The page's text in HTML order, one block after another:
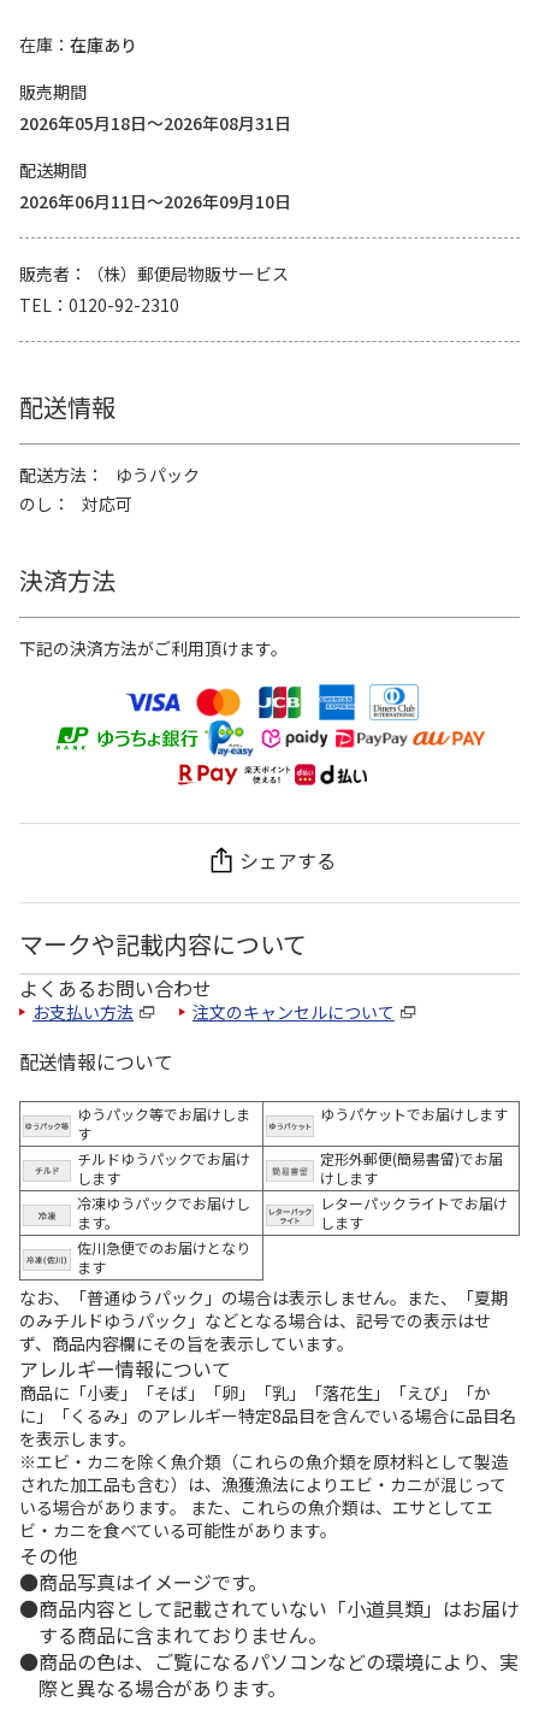
在庫
在庫あり
販売期間
2026年05月18日～2026年08月31日
配送期間
2026年06月11日～2026年09月10日
販売者
（株）郵便局物販サービス
TEL
0120-92-2310
配送情報
配送方法
ゆうパック
のし
対応可
決済方法
下記の決済方法がご利用頂けます。
シェアする
マークや記載内容について
よくあるお問い合わせ
お支払い方法 注文のキャンセルについて
配送情報について
ゆうパック等でお届けしま
す
ゆうパケットでお届けします
チルドゆうパックでお届け
します
定形外郵便(簡易書留)でお届
けします
冷凍ゆうパックでお届けし
ます。
レターパックライトでお届け
します
佐川急便でのお届けとなり
ます
なお、「普通ゆうパック」の場合は表示しません。また、「夏期
のみチルドゆうパック」などとなる場合は、記号での表示はせ
ず、商品内容欄にその旨を表示しています。
アレルギー情報について
商品に「小麦」「そば」「卵」「乳」「落花生」「えび」「か
に」「くるみ」のアレルギー特定8品目を含んでいる場合に品目名
を表示します。
※エビ・カニを除く魚介類（これらの魚介類を原材料として製造
された加工品も含む）は、漁獲漁法によりエビ・カニが混じって
いる場合があります。 また、これらの魚介類は、エサとしてエ
ビ・カニを食べている可能性があります。
その他
商品写真はイメージです。
商品内容として記載されていない「小道具類」はお届け
する商品に含まれておりません。
商品の色は、ご覧になるパソコンなどの環境により、実
際と異なる場合があります。